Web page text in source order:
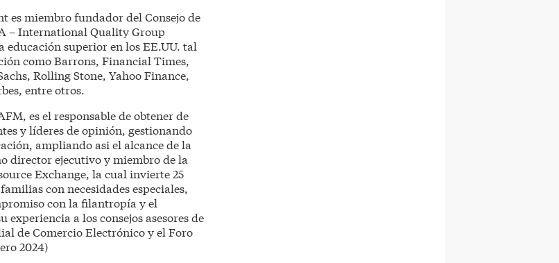
es miembro fundador del Consejo de
– International Quality Group
superior en los EE.UU. tal
como Barrons, Financial Times,
Rolling Stone, Yahoo Finance,
entre otros.
es el responsable de obtener de
y líderes de opinión, gestionando
ampliando asi el alcance de la
director ejecutivo y miembro de la
Exchange, la cual invierte 25
con necesidades especiales,
con la filantropía y el
a los consejos asesores de
de Comercio Electrónico y el Foro
2024)